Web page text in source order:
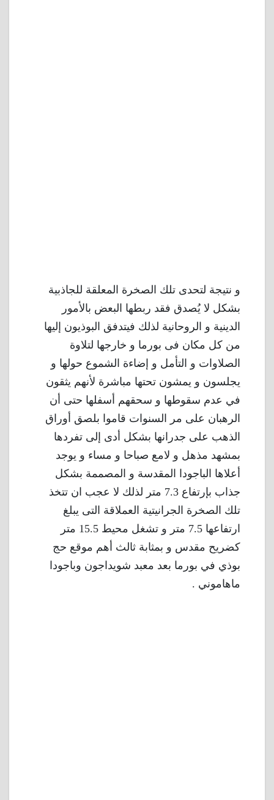
و نتيجة لتحدى تلك الصخرة المعلقة للجاذبية
بشكل لا يُصدق فقد ربطها البعض بالأمور
الدينية و الروحانية لذلك فيتدفق البوذيون إليها
من كل مكان فى بورما و خارجها لتلاوة
الصلاوات و التأمل و إضاءة الشموع حولها و
يجلسون و يمشون تحتها مباشرة لأنهم يثقون
في عدم سقوطها و سحقهم أسفلها حتى أن
الرهبان على مر السنوات قاموا بلصق أوراق
الذهب على جدرانها بشكل أدى إلى تفردها
بمشهد مذهل و لامع صباحا و مساء و يوجد
أعلاها الباجودا المقدسة و المصممة بشكل
جذاب بإرتفاع 7.3 متر لذلك لا عجب ان تتخذ
تلك الصخرة الجرانيتية العملاقة التى يبلغ
ارتفاعها 7.5 متر و تشغل محيط 15.5 متر
كضريح مقدس و بمثابة ثالث أهم موقع حج
بوذي في بورما بعد معبد شويداجون وباجودا
ماهاموني .